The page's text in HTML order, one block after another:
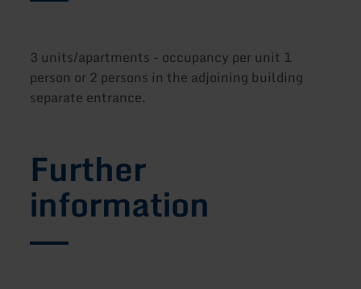
3 units/apartments - occupancy per unit 1
person or 2 persons in the adjoining building
separate entrance.
Further
information